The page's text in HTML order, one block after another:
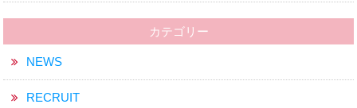
カテゴリー
NEWS
RECRUIT